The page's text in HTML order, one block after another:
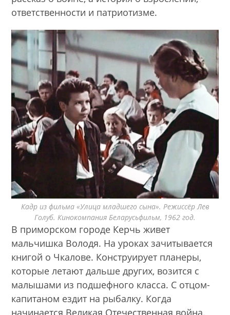
ответственности и патриотизме.
Кадр из фильма «Улица младшего сына». Режиссёр Лев
Голуб. Кинокомпания Беларусьфильм, 1962 год.
В приморском городе Керчь живет
мальчишка Володя. На уроках зачитывается
книгой о Чкалове. Конструирует планеры,
которые летают дальше других, возится с
малышами из подшефного класса. С отцом-
капитаном ездит на рыбалку. Когда
начинается Великая Отечественная война,